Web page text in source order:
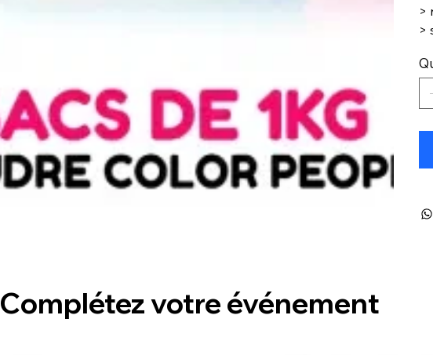
>
>
Complétez votre événement